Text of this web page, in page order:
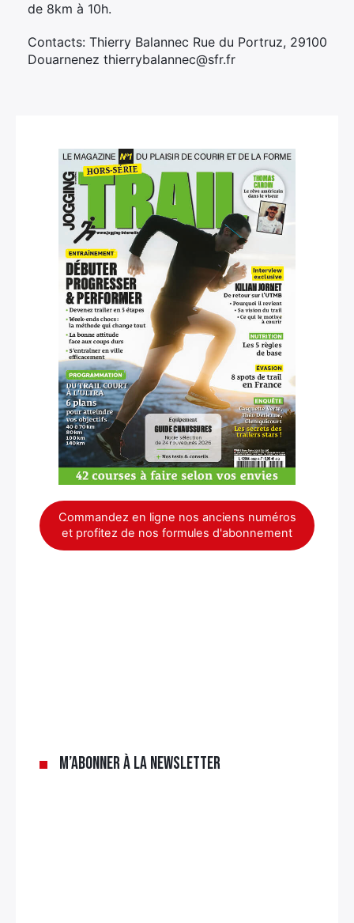
de 8km à 10h.
Contacts: Thierry Balannec Rue du Portruz, 29100
Douarnenez thierrybalannec@sfr.fr
Commandez en ligne nos anciens numéros
et profitez de nos formules d'abonnement
M’abonner à la newsletter